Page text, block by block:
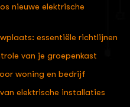
nieuwe elektrische
essentiële richtlijnen
van je groepenkast
woning en bedrijf
elektrische installaties